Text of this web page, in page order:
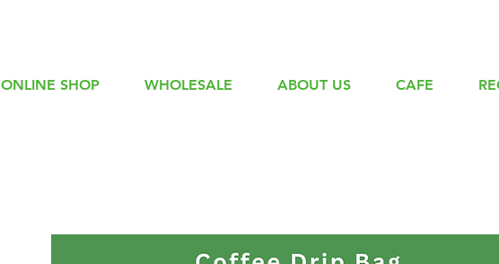
ONLINE SHOP WHOLESALE ABOUT US CAFE